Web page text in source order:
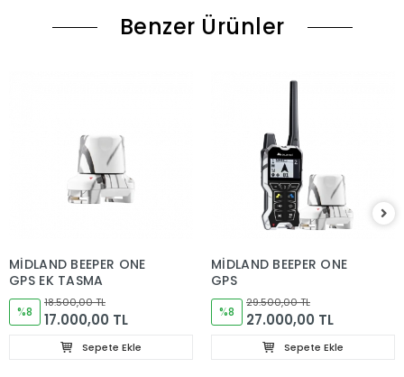
Benzer Ürünler
MİDLAND BEEPER ONE
GPS EK TASMA
%8
18.500,00 TL
17.000,00 TL
Sepete Ekle
MİDLAND BEEPER ONE
GPS
%8
29.500,00 TL
27.000,00 TL
Sepete Ekle